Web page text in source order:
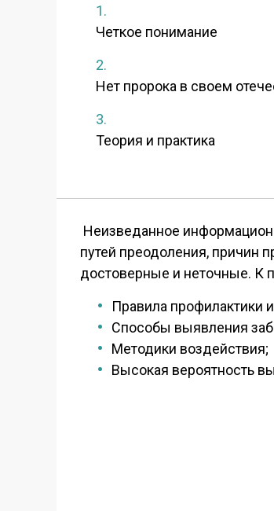
Четкое понимание
Нет пророка в своем
Теория и практика
Неизведанное
путей преодоления, причин
достоверные и неточные. К
Правила профилактики
Способы выявления
Методики воздействия;
Высокая вероятность